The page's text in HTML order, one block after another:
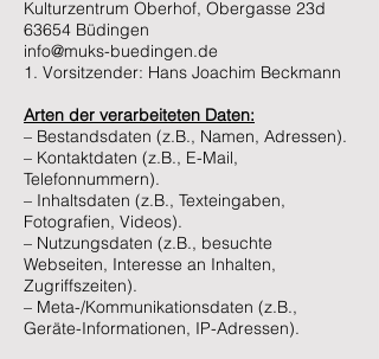
Kulturzentrum Oberhof, Obergasse 23d
63654 Büdingen
info@muks-buedingen.de
1. Vorsitzender: Hans Joachim Beckmann
Arten der verarbeiteten Daten:
– Bestandsdaten (z.B., Namen, Adressen).
– Kontaktdaten (z.B., E-Mail,
Telefonnummern).
– Inhaltsdaten (z.B., Texteingaben,
Fotografien, Videos).
– Nutzungsdaten (z.B., besuchte
Webseiten, Interesse an Inhalten,
Zugriffszeiten).
– Meta-/Kommunikationsdaten (z.B.,
Geräte-Informationen, IP-Adressen).